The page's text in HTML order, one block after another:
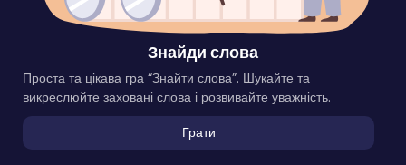
Знайди слова
Проста та цікава гра “Знайти слова”. Шукайте та
викреслюйте заховані слова і розвивайте уважність.
Грати